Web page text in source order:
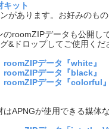
ット
あります。お好みのもの
roomZIPデータも公開し
&ドロップしてご使用くだ
データ『white』
データ『black』
データ『colorful』
APNGが使用できる媒体な